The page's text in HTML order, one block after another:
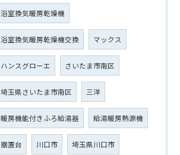
浴室換気暖房乾燥機
浴室換気暖房乾燥機交換 マックス
ハンスグローエ さいたま市南区
埼玉県さいたま市南区 三洋
暖房機能付きふろ給湯器 給湯暖房熱源機
据置台 川口市 埼玉県川口市